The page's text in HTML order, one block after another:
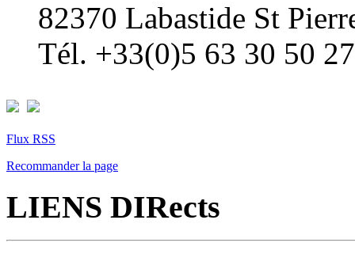
82370 Labastide St
Tél. +33(0)5 63 30 50 27
Flux RSS
Recommander la page
LIENS DIRects